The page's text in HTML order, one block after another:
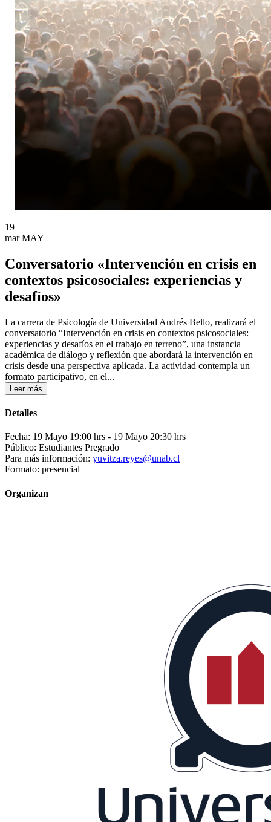
19
mar MAY
Conversatorio «Intervención en crisis en
contextos psicosociales: experiencias y
desafíos»
La carrera de Psicología de Universidad Andrés Bello, realizará el
conversatorio “Intervención en crisis en contextos psicosociales:
experiencias y desafíos en el trabajo en terreno”, una instancia
académica de diálogo y reflexión que abordará la intervención en
crisis desde una perspectiva aplicada. La actividad contempla un
formato participativo, en el...
Leer más
Detalles
Fecha: 19 Mayo 19:00 hrs - 19 Mayo 20:30 hrs
Público: Estudiantes Pregrado
Para más información: yuvitza.reyes@unab.cl
Formato: presencial
Organizan